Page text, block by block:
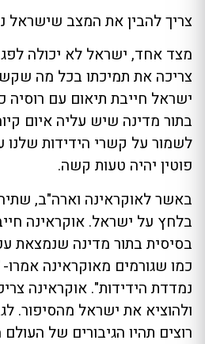
צריך להבין את המצב שישראל
מצד אחד, ישראל לא יכולה
צריכה את תמיכתו בכל מה
ישראל חייבת תיאום עם רוסיה
בתור מדינה שיש עליה איום
לשמור על קשרי הידידות שלנו
פוטין יהיה טעות קשה.
באשר לאוקראינה וארה"ב,
בלחץ על ישראל. אוקראינה
בסיסית בתור מדינה שנמצאת
כמו שגורמים מאוקראינה
נמדדת הידידות". אוקראינה
ולהוציא את ישראל מהסיפור.
רוצים תהיו הגיבורים של